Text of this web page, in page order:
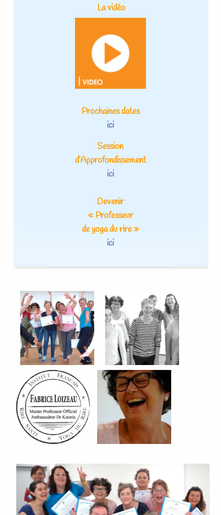
.La vidéo
Prochaines dates
ici
Session
d’Approfondissement
ici
Devenir
« Professeur
de yoga du rire »
ici